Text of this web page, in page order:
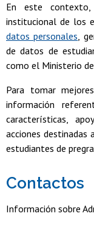
En este contexto,
institucional de los
datos personales,
de datos de
como el Ministerio
Para tomar
información
características,
acciones
estudiantes de
Contactos
Información sobre